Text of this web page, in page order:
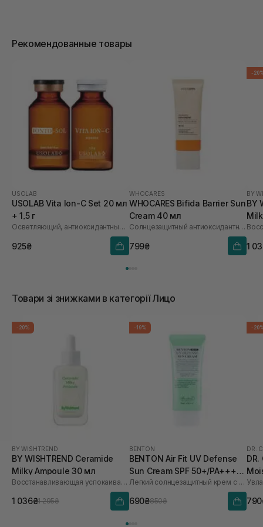
Рекомендованные товары
USOLAB
USOLAB Vita Ion-C Set 20 мл
+ 1,5 г
Осветляющий, антиоксидантный и омолаживающий набор
925₴
WHOCARES
WHOCARES Bifida Barrier Sun
Cream 40 мл
Солнцезащитный антиоксидантный крем
799₴
-
BY
BY
1
Товари зі знижками в категорії Лицо
-20%
BY WISHTREND
BY WISHTREND Ceramide
Milky Ampoule 30 мл
Восстанавливающая успокаивающая ампула для лица
1 036₴1 295₴
-19%
BENTON
BENTON Air Fit UV Defense
Sun Cream SPF 50+/PA++++
50 мл
Легкий солнцезащитный крем с центеллой
690₴850₴
-
DR.
DR.
мл